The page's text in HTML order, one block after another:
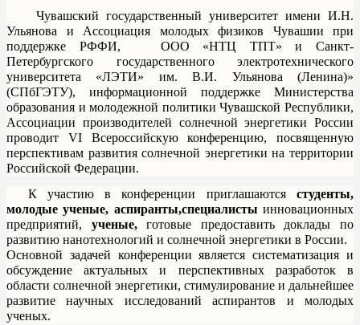
Чувашский государственный университет имени И.Н.
Ульянова и Ассоциация молодых физиков Чувашии при
поддержке РФФИ, ООО «НТЦ ТПТ» и Санкт-
Петербургского государственного электротехнического
университета «ЛЭТИ» им. В.И. Ульянова (Ленина)»
(СПбГЭТУ), информационной поддержке Министерства
образования и молодежной политики Чувашской Республики,
Ассоциации производителей солнечной энергетики России
проводит VI Всероссийскую конференцию, посвященную
перспективам развития солнечной энергетики на территории
Российской Федерации.
К участию в конференции приглашаются студенты,
молодые ученые, аспиранты,специалисты инновационных
предприятий, ученые,готовые предоставить доклады по
развитию нанотехнологий и солнечной энергетики в России.
Основной задачей конференции является систематизация и
обсуждение актуальных и перспективных разработок в
области солнечной энергетики, стимулирование и дальнейшее
развитие научных исследований аспирантов и молодых
ученых.